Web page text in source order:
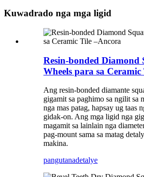
Kuwadrado nga mga ligid
Resin-bonded Diamond
Wheels para sa
Ang resin-bonded diamante
gigamit sa paghimo sa ngilit sa
nga mas patag, hapsay ug taas
gidak-on. Ang mga ligid nga
magamit sa lainlain nga
pag-mount sama sa matag
makina.
pangutanadetalye